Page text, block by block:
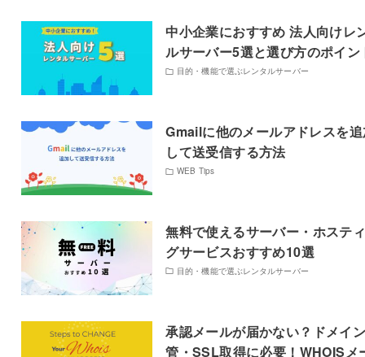
中小企業におすすめ 法人向けレ
ルサーバー5選と選び方のポイン
目的・機能で選ぶレンタルサーバー
Gmailに他のメールアドレスを
して送受信する方法
WEB Tips
無料で使えるサーバー・ホステ
グサービスおすすめ10選
目的・機能で選ぶレンタルサーバー
承認メールが届かない？ドメイ
管・SSL取得に必要！WHOISメ